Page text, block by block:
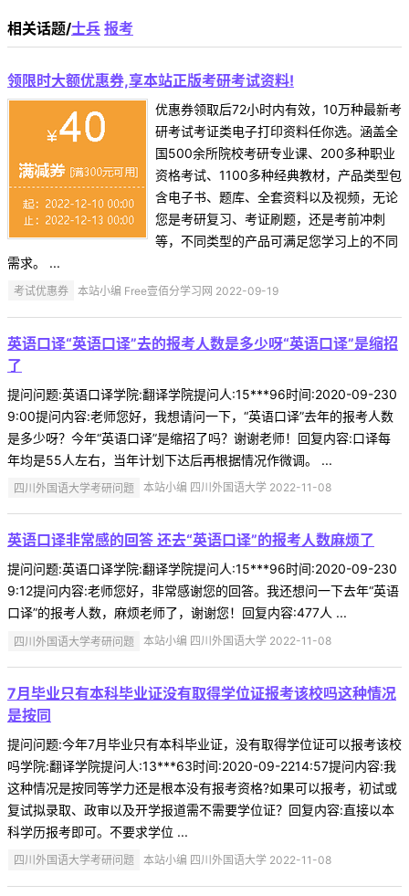
相关话题/士兵 报考
领限时大额优惠券,享本站正版考研考试资料!
优惠券领取后72小时内有效，10万种最新考
研考试考证类电子打印资料任你选。涵盖全
国500余所院校考研专业课、200多种职业
资格考试、1100多种经典教材，产品类型包
含电子书、题库、全套资料以及视频，无论
您是考研复习、考证刷题，还是考前冲刺
等，不同类型的产品可满足您学习上的不同
需求。 ...
考试优惠券 本站小编 Free壹佰分学习网 2022-09-19
英语口译“英语口译”去的报考人数是多少呀“英语口译”是缩招
了
提问问题:英语口译学院:翻译学院提问人:15***96时间:2020-09-230
9:00提问内容:老师您好，我想请问一下，“英语口译”去年的报考人数
是多少呀？今年“英语口译”是缩招了吗？谢谢老师！回复内容:口译每
年均是55人左右，当年计划下达后再根据情况作微调。 ...
四川外国语大学考研问题 本站小编 四川外国语大学 2022-11-08
英语口译非常感的回答 还去“英语口译”的报考人数麻烦了
提问问题:英语口译学院:翻译学院提问人:15***96时间:2020-09-230
9:12提问内容:老师您好，非常感谢您的回答。我还想问一下去年“英语
口译”的报考人数，麻烦老师了，谢谢您！回复内容:477人 ...
四川外国语大学考研问题 本站小编 四川外国语大学 2022-11-08
7月毕业只有本科毕业证没有取得学位证报考该校吗这种情况
是按同
提问问题:今年7月毕业只有本科毕业证，没有取得学位证可以报考该校
吗学院:翻译学院提问人:13***63时间:2020-09-2214:57提问内容:我
这种情况是按同等学力还是根本没有报考资格?如果可以报考，初试或
复试拟录取、政审以及开学报道需不需要学位证？回复内容:直接以本
科学历报考即可。不要求学位 ...
四川外国语大学考研问题 本站小编 四川外国语大学 2022-11-08